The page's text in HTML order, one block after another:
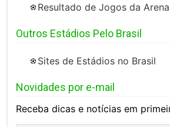
Resultado de Jogos da
Outros Estádios Pelo Brasil
Sites de Estádios no Brasil
Novidades por e-mail
Receba dicas e notícias em